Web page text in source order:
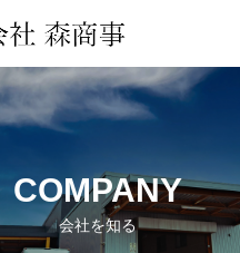
COMPANY
会社を知る